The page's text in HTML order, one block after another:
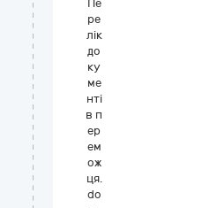
Пе
ре
лік
до
ку
ме
нті
в п
ер
ем
ож
ця.
do